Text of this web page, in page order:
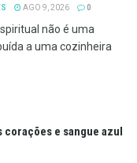
AGO 9, 2026 0
não é uma
a uma cozinheira
e sangue azul